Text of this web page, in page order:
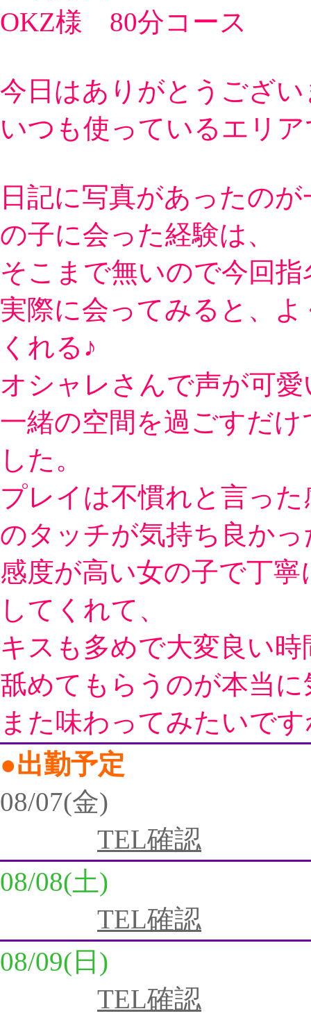
OKZ様 80分コース
今日はありがとうござ
いつも使っているエリ
日記に写真があったの
の子に会った経験は、
そこまで無いので今回
実際に会ってみると、
くれる♪
オシャレさんで声が可
一緒の空間を過ごすだ
した。
プレイは不慣れと言っ
のタッチが気持ち良か
感度が高い女の子で丁
してくれて、
キスも多めで大変良い
舐めてもらうのが本当
また味わってみたいで
●出勤予定
08/07(金)
TEL確認
08/08(土)
TEL確認
08/09(日)
TEL確認